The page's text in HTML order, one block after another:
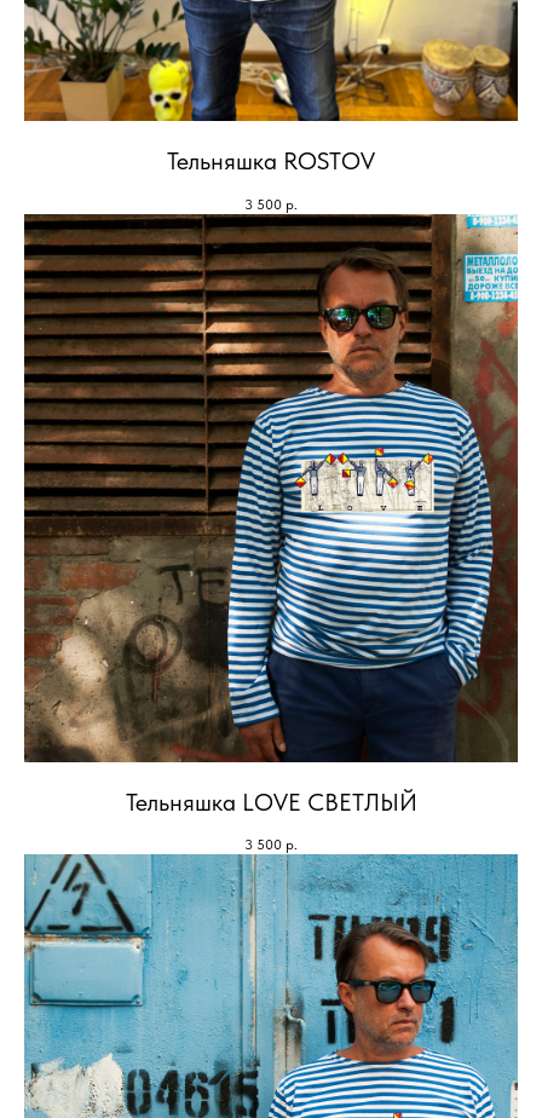
Тельняшка ROSTOV
3 500 р.
Тельняшка LOVE СВЕТЛЫЙ
3 500 р.